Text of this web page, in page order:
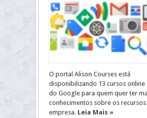
O portal Alison Courses está
disponibilizando 13 cursos
do Google para quem quer ter
conhecimentos sobre os recursos
empresa. Leia Mais »